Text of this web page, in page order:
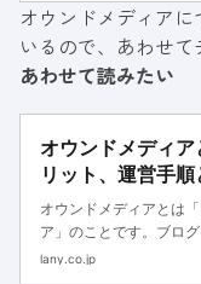
ジンからユーザーに閲
知拡大やリード獲得など
オウンドメディア
いるので、あわせて
あわせて読みたい
オウンドメディ
リット、運営手
説
オウンドメディアとは
ア」のことです。ブロ
自社の接点を作るメディ
lany.co.jp